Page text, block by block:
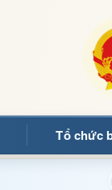
Tổ chức